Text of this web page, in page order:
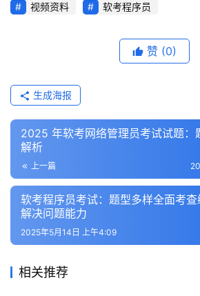
视频资料
软考程序员
赞 (0)
生成海报
2025 年软考网络管理员考试试题：
解析
上一篇
软考程序员考试：题型多样全面考
解决问题能力
2025年5月14日 上午4:09
相关推荐